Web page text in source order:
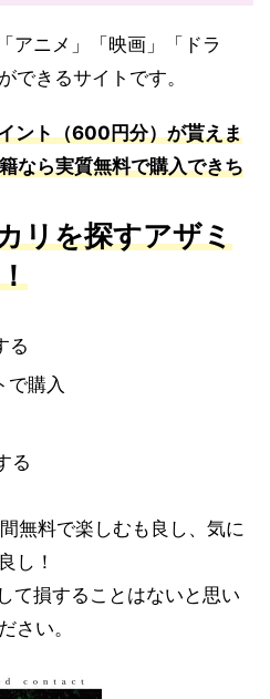
アニメ」「映画」「ドラ
できるサイトです。
ント（600円分）が貰えま
なら実質無料で購入できち
リを探すアザミ
る
購入
る
無料で楽しむも良し、気に
し！
て損することはないと思い
さい。